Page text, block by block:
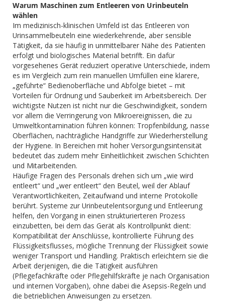
Warum Maschinen zum Entleeren von Urinbeuteln
wählen
Im medizinisch-klinischen Umfeld ist das Entleeren von
Urinsammelbeuteln eine wiederkehrende, aber sensible
Tätigkeit, da sie häufig in unmittelbarer Nähe des Patienten
erfolgt und biologisches Material betrifft. Ein dafür
vorgesehenes Gerät reduziert operative Unterschiede, indem
es im Vergleich zum rein manuellen Umfüllen eine klarere,
„geführte“ Bedienoberfläche und Abfolge bietet – mit
Vorteilen für Ordnung und Sauberkeit im Arbeitsbereich. Der
wichtigste Nutzen ist nicht nur die Geschwindigkeit, sondern
vor allem die Verringerung von Mikroereignissen, die zu
Umweltkontamination führen können: Tropfenbildung, nasse
Oberflächen, nachträgliche Handgriffe zur Wiederherstellung
der Hygiene. In Bereichen mit hoher Versorgungsintensität
bedeutet das zudem mehr Einheitlichkeit zwischen Schichten
und Mitarbeitenden.
Häufige Fragen des Personals drehen sich um „wie wird
entleert“ und „wer entleert“ den Beutel, weil der Ablauf
Verantwortlichkeiten, Zeitaufwand und interne Protokolle
berührt. Systeme zur Urinbeutelentsorgung und Entleerung
helfen, den Vorgang in einen strukturierteren Prozess
einzubetten, bei dem das Gerät als Kontrollpunkt dient:
Kompatibilität der Anschlüsse, kontrollierte Führung des
Flüssigkeitsflusses, mögliche Trennung der Flüssigkeit sowie
weniger Transport und Handling. Praktisch erleichtern sie die
Arbeit derjenigen, die die Tätigkeit ausführen
(Pflegefachkräfte oder Pflegehilfskräfte je nach Organisation
und internen Vorgaben), ohne dabei die Asepsis-Regeln und
die betrieblichen Anweisungen zu ersetzen.